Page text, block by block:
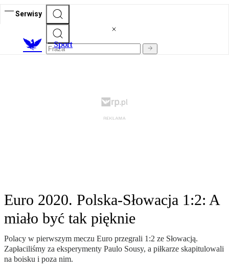
Serwisy
Sport
Euro 2020. Polska-Słowacja 1:2: A
miało być tak pięknie
Polacy w pierwszym meczu Euro przegrali 1:2 ze Słowacją.
Zapłaciliśmy za eksperymenty Paulo Sousy, a piłkarze skapitulowali
na boisku i poza nim.